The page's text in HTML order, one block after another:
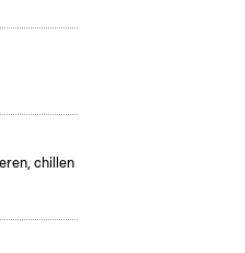
chillen